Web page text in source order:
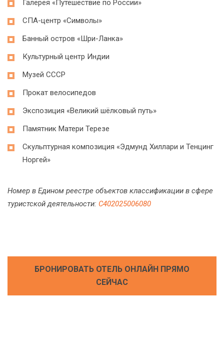
Галерея «Путешествие по России»
СПА-центр «Символы»
Банный остров «Шри-Ланка»
Культурный центр Индии
Музей СССР
Прокат велосипедов
Экспозиция «Великий шёлковый путь»
Памятник Матери Терезе
Скульптурная композиция «Эдмунд Хиллари и Тенцинг
Норгей»
Номер в Едином реестре объектов классификации в сфере
туристской деятельности: С402025006080
БРОНИРОВАТЬ ОТЕЛЬ ОНЛАЙН ПРЯМО
СЕЙЧАС